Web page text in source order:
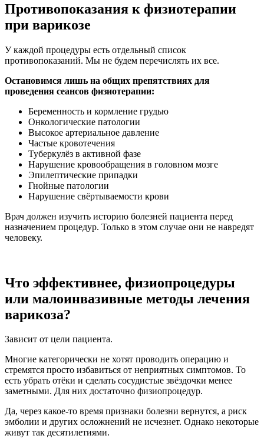
Противопоказания к физиотерапии
при варикозе
У каждой процедуры есть отдельный список
противопоказаний. Мы не будем перечислять их все.
Остановимся лишь на общих препятствиях для
проведения сеансов физиотерапии:
Беременность и кормление грудью
Онкологические патологии
Высокое артериальное давление
Частые кровотечения
Туберкулёз в активной фазе
Нарушение кровообращения в головном мозге
Эпилептические припадки
Гнойные патологии
Нарушение свёртываемости крови
Врач должен изучить историю болезней пациента перед
назначением процедур. Только в этом случае они не навредят
человеку.
Что эффективнее, физиопроцедуры
или малоинвазивные методы лечения
варикоза?
Зависит от цели пациента.
Многие категорически не хотят проводить операцию и
стремятся просто избавиться от неприятных симптомов. То
есть убрать отёки и сделать сосудистые звёздочки менее
заметными. Для них достаточно физиопроцедур.
Да, через какое-то время признаки болезни вернутся, а риск
эмболии и других осложнений не исчезнет. Однако некоторые
живут так десятилетиями.